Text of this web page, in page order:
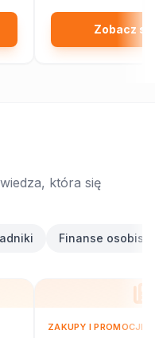
Zobacz
która się
Finanse osobiste
ZAKUPY I PROMOCJE